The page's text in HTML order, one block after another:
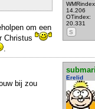
14.206
OTindex:
20.331
S
om een
Christus
.
Erelid
bij zou